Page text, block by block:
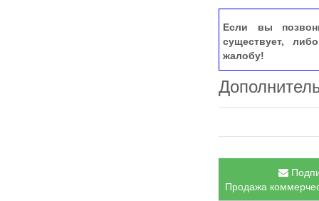
Если вы
существует,
жалобу!
Продажа